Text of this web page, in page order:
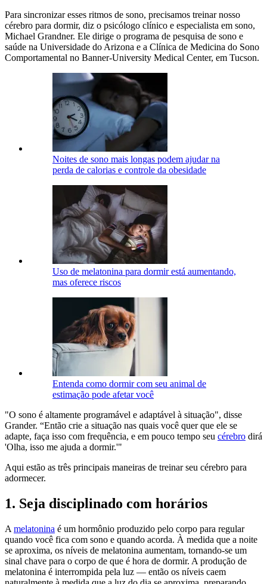
Para sincronizar esses ritmos de sono, precisamos treinar nosso
cérebro para dormir, diz o psicólogo clínico e especialista em sono,
Michael Grandner. Ele dirige o programa de pesquisa de sono e
saúde na Universidade do Arizona e a Clínica de Medicina do Sono
Comportamental no Banner-University Medical Center, em Tucson.
Noites de sono mais longas podem ajudar na
perda de calorias e controle da obesidade
Uso de melatonina para dormir está aumentando,
mas oferece riscos
Entenda como dormir com seu animal de
estimação pode afetar você
"O sono é altamente programável e adaptável à situação", disse
Grander. “Então crie a situação nas quais você quer que ele se
adapte, faça isso com frequência, e em pouco tempo seu cérebro dirá
'Olha, isso me ajuda a dormir.'"
Aqui estão as três principais maneiras de treinar seu cérebro para
adormecer.
1. Seja disciplinado com horários
A melatonina é um hormônio produzido pelo corpo para regular
quando você fica com sono e quando acorda. À medida que a noite
se aproxima, os níveis de melatonina aumentam, tornando-se um
sinal chave para o corpo de que é hora de dormir. A produção de
melatonina é interrompida pela luz — então os níveis caem